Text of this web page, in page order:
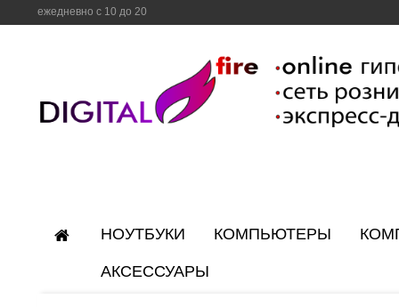
ежедневно с 10 до 20
НОУТБУКИ КОМПЬЮТЕРЫ
АКСЕССУАРЫ